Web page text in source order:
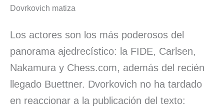
Dovrkovich matiza
Los actores son los más poderosos del
panorama ajedrecístico: la FIDE, Carlsen,
Nakamura y Chess.com, además del recién
llegado Buettner. Dvorkovich no ha tardado
en reaccionar a la publicación del texto: